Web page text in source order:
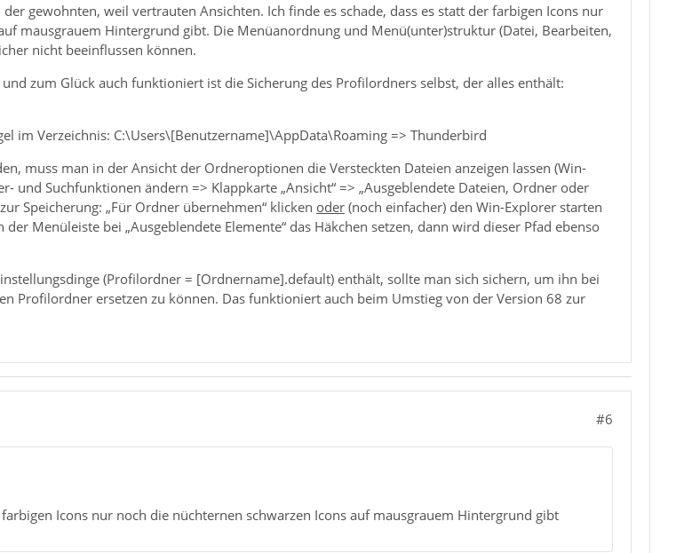
gewohnten, weil vertrauten Ansichten. Ich finde es schade, dass es statt der farbigen Icons nur
mausgrauem Hintergrund gibt. Die Menüanordnung und Menü(unter)struktur (Datei, Bearbeiten,
nicht beeinflussen können.
zum Glück auch funktioniert ist die Sicherung des Profilordners selbst, der alles enthält:
im Verzeichnis: C:\Users\[Benutzername]\AppData\Roaming => Thunderbird
muss man in der Ansicht der Ordneroptionen die Versteckten Dateien anzeigen lassen (Win-
und Suchfunktionen ändern => Klappkarte „Ansicht“ => „Ausgeblendete Dateien, Ordner oder
Speicherung: „Für Ordner übernehmen“ klicken oder(noch einfacher) den Win-Explorer starten
Menüleiste bei „Ausgeblendete Elemente“ das Häkchen setzen, dann wird dieser Pfad ebenso
(Profilordner = [Ordnername].default) enthält, sollte man sich sichern, um ihn bei
Profilordner ersetzen zu können. Das funktioniert auch beim Umstieg von der Version 68 zur
#6
Icons nur noch die nüchternen schwarzen Icons auf mausgrauem Hintergrund gibt